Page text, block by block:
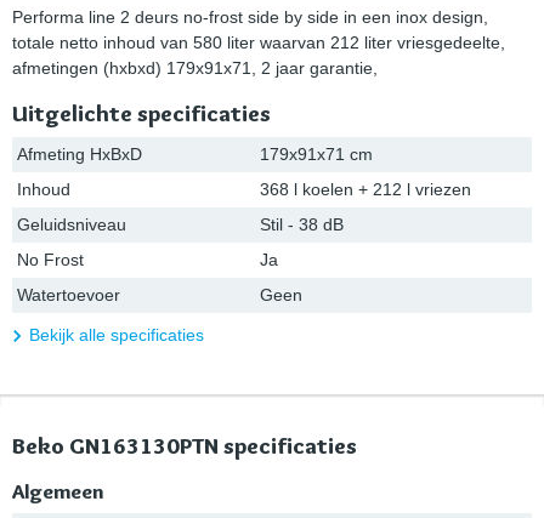
Performa line 2 deurs no-frost side by side in een inox design,
totale netto inhoud van 580 liter waarvan 212 liter vriesgedeelte,
afmetingen (hxbxd) 179x91x71, 2 jaar garantie,
Uitgelichte specificaties
Afmeting HxBxD
179x91x71 cm
Inhoud
368 l koelen + 212 l vriezen
Geluidsniveau
Stil - 38 dB
No Frost
Ja
Watertoevoer
Geen
Bekijk alle specificaties
Beko GN163130PTN specificaties
Algemeen